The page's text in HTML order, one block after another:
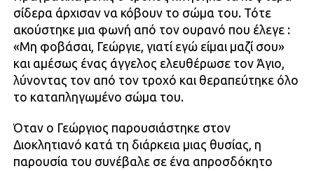
σίδερα άρχισαν να κόβουν το σώμα του. Τότε
ακούστηκε μια φωνή από τον ουρανό που έλεγε :
«Μη φοβάσαι, Γεώργιε, γιατί εγώ είμαι μαζί σου»
και αμέσως ένας άγγελος ελευθέρωσε τον Άγιο,
λύνοντας τον από τον τροχό και θεραπεύτηκε όλο
το καταπληγωμένο σώμα του.
Όταν ο Γεώργιος παρουσιάστηκε στον
Διοκλητιανό κατά τη διάρκεια μιας θυσίας, η
παρουσία του συνέβαλε σε ένα απροσδόκητο